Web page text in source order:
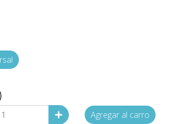
Agregar al carro